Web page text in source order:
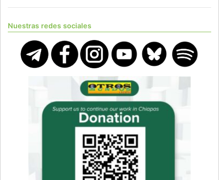
Nuestras redes sociales